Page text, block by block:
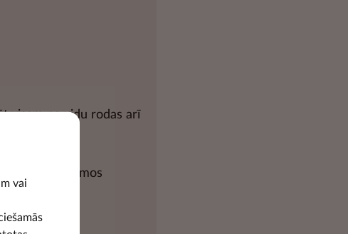
vai
visam pa vidu rodas arī
visus iespējamos